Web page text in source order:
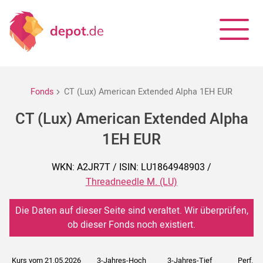
Fonds CT (Lux) American Extended Alpha 1EH EUR
CT (Lux) American Extended Alpha
1EH EUR
WKN: A2JR7T / ISIN: LU1864948903 /
Threadneedle M. (LU)
Die Daten auf dieser Seite sind veraltet. Wir überprüfen,
ob dieser Fonds noch existiert.
Kurs vom 21.05.2026 3-Jahres-Hoch 3-Jahres-Tief Perf. 5J